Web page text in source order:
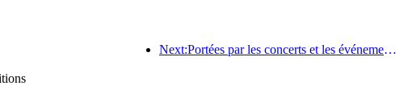
Next:Portées par les concerts et les événements, les performances hôtelières de Hangzhou devraient continuer à augmenter en mars